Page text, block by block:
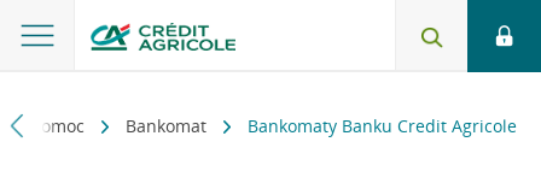
i pomoc Bankomat Bankomaty Banku Credit Agricole